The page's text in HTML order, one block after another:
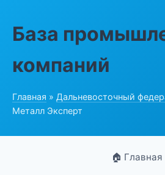
База
компаний
Главная » Дальневосточный
Металл Эксперт
🏠 Главная